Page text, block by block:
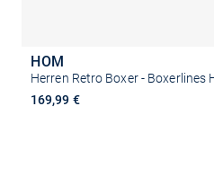
HOM
Herren Retro Boxer - Boxerlines
169,99 €